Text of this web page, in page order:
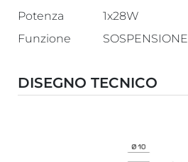
Potenza
1x28W
Funzione
SOSPENSIONE
DISEGNO TECNICO